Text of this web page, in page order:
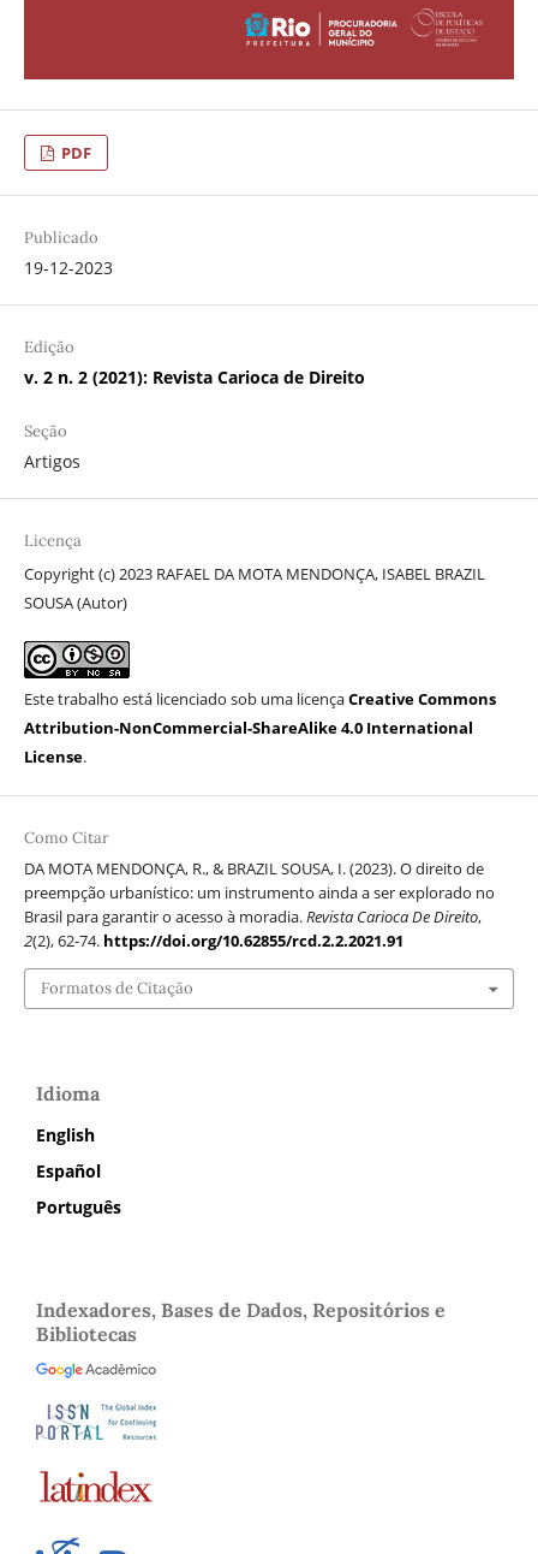
PDF
Publicado
19-12-2023
Edição
v. 2 n. 2 (2021): Revista Carioca de Direito
Seção
Artigos
Licença
Copyright (c) 2023 RAFAEL DA MOTA MENDONÇA, ISABEL BRAZIL
SOUSA (Autor)
Este trabalho está licenciado sob uma licençaCreative Commons
Attribution-NonCommercial-ShareAlike 4.0 International
License.
Como Citar
DA MOTA MENDONÇA, R., & BRAZIL SOUSA, I. (2023). O direito de
preempção urbanístico: um instrumento ainda a ser explorado no
Brasil para garantir o acesso à moradia.Revista Carioca De Direito,
2(2), 62-74. https://doi.org/10.62855/rcd.2.2.2021.91
Formatos de Citação
Idioma
English
Español
Português
Indexadores, Bases de Dados, Repositórios e
Bibliotecas